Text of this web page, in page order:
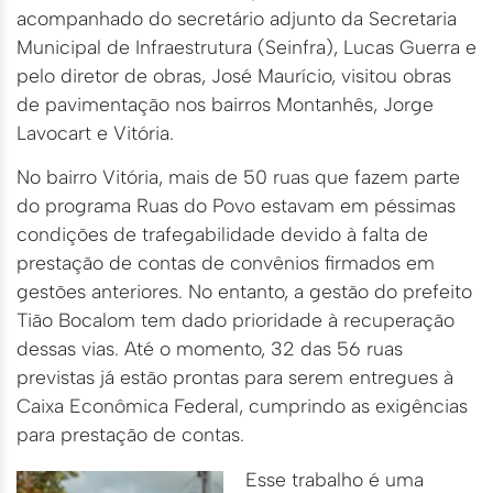
acompanhado do secretário adjunto da Secretaria
Municipal de Infraestrutura (Seinfra), Lucas Guerra e
pelo diretor de obras, José Maurício, visitou obras
de pavimentação nos bairros Montanhês, Jorge
Lavocart e Vitória.
No bairro Vitória, mais de 50 ruas que fazem parte
do programa Ruas do Povo estavam em péssimas
condições de trafegabilidade devido à falta de
prestação de contas de convênios firmados em
gestões anteriores. No entanto, a gestão do prefeito
Tião Bocalom tem dado prioridade à recuperação
dessas vias. Até o momento, 32 das 56 ruas
previstas já estão prontas para serem entregues à
Caixa Econômica Federal, cumprindo as exigências
para prestação de contas.
Esse trabalho é uma